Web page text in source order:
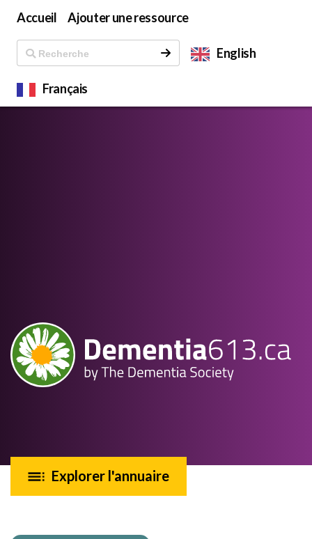
Accueil Ajouter une ressource
English
Français
Explorer l'annuaire